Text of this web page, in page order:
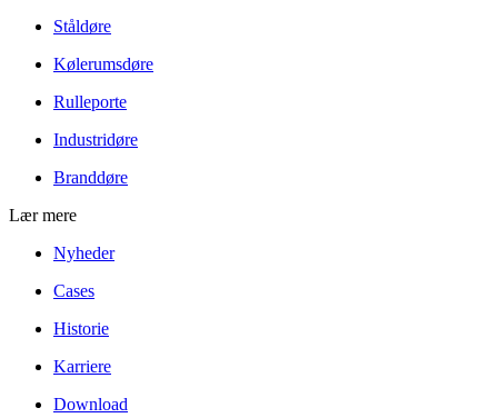
Ståldøre
Kølerumsdøre
Rulleporte
Industridøre
Branddøre
Lær mere
Nyheder
Cases
Historie
Karriere
Download